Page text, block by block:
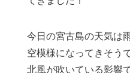
今日の宮古島の天気は
空模様になってきそう
北風が吹いている影響